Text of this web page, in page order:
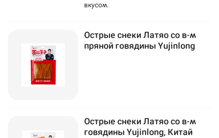
вкусом.
Острые снеки Латяо со в-м
пряной говядины Yujinlong
Острые снеки Латяо со в-м
говядины Yujinlong, Китай